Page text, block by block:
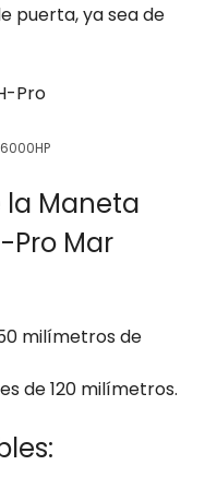
puerta, ya sea de
Maneta
Pro Mar
milímetros de
de 120 milímetros.